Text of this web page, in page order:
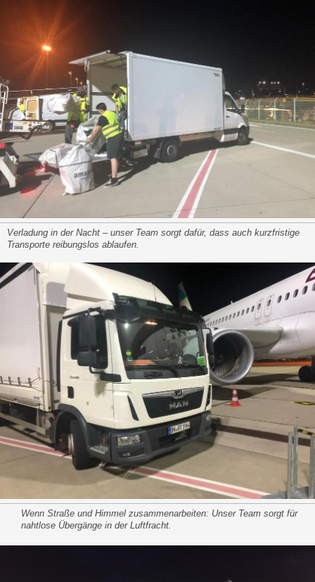
Verladung in der Nacht – unser Team sorgt dafür, dass auch kurzfristige
Transporte reibungslos ablaufen.
Wenn Straße und Himmel zusammenarbeiten: Unser Team sorgt für
nahtlose Übergänge in der Luftfracht.